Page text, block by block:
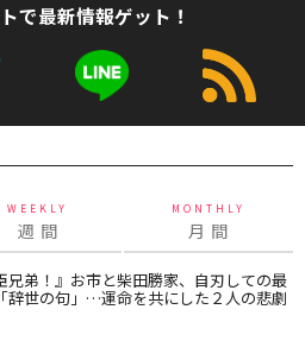
で最新情報ゲット！
WEEKLY
週 間
MONTHLY
月 間
兄弟！』お市と柴田勝家、自刃しての最
辞世の句」…運命を共にした２人の悲劇